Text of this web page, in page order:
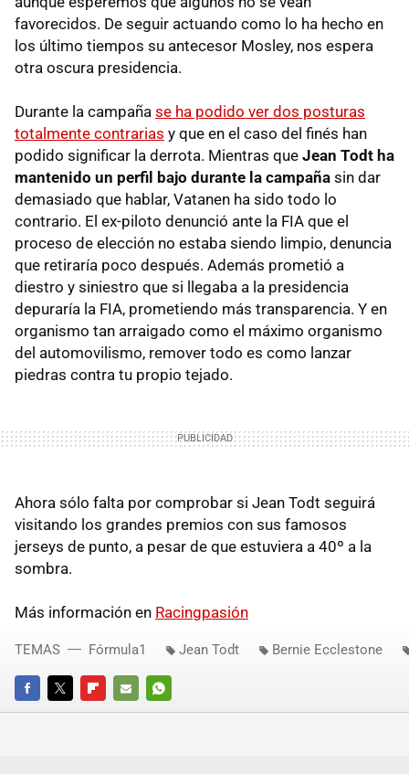
favorecidos. De seguir actuando como lo ha hecho en
los último tiempos su antecesor Mosley, nos espera
otra oscura presidencia.
Durante la campaña se ha podido ver dos posturas
totalmente contrarias y que en el caso del finés han
podido significar la derrota. Mientras que Jean Todt ha
mantenido un perfil bajo durante la campaña sin dar
demasiado que hablar, Vatanen ha sido todo lo
contrario. El ex-piloto denunció ante la FIA que el
proceso de elección no estaba siendo limpio, denuncia
que retiraría poco después. Además prometió a
diestro y siniestro que si llegaba a la presidencia
depuraría la FIA, prometiendo más transparencia. Y en
organismo tan arraigado como el máximo organismo
del automovilismo, remover todo es como lanzar
piedras contra tu propio tejado.
Ahora sólo falta por comprobar si Jean Todt seguirá
visitando los grandes premios con sus famosos
jerseys de punto, a pesar de que estuviera a 40º a la
sombra.
Más información en Racingpasión
FACEBOOKTWITTERFLIPBOARD
E-
WHATSAPP
TEMAS Fórmula1 Jean Todt Bernie Ecclestone